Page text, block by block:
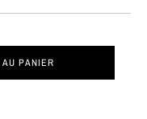
PANIER